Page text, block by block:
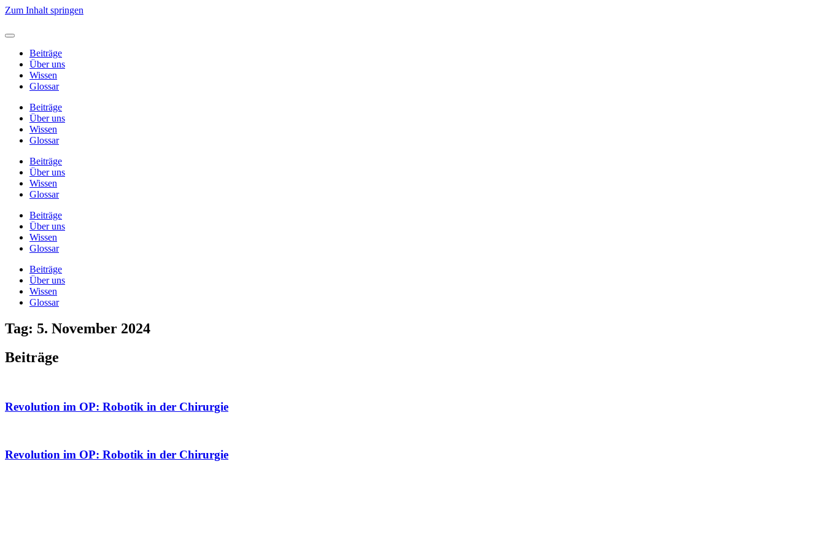
Zum Inhalt springen
Beiträge
Über uns
Wissen
Glossar
Beiträge
Über uns
Wissen
Glossar
Beiträge
Über uns
Wissen
Glossar
Beiträge
Über uns
Wissen
Glossar
Beiträge
Über uns
Wissen
Glossar
Tag: 5. November 2024
Beiträge
Revolution im OP: Robotik in der Chirurgie
Revolution im OP: Robotik in der Chirurgie